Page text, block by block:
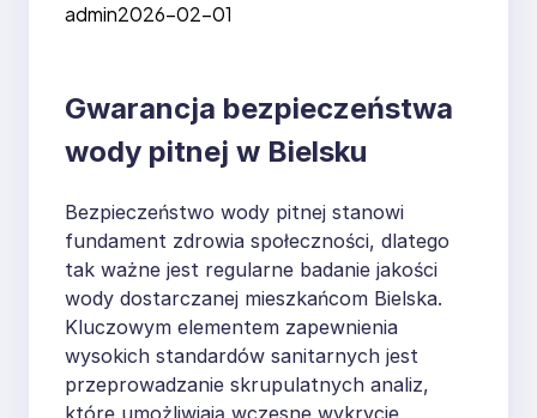
admin2026-02-01
Gwarancja bezpieczeństwa
wody pitnej w Bielsku
Bezpieczeństwo wody pitnej stanowi
fundament zdrowia społeczności, dlatego
tak ważne jest regularne badanie jakości
wody dostarczanej mieszkańcom Bielska.
Kluczowym elementem zapewnienia
wysokich standardów sanitarnych jest
przeprowadzanie skrupulatnych analiz,